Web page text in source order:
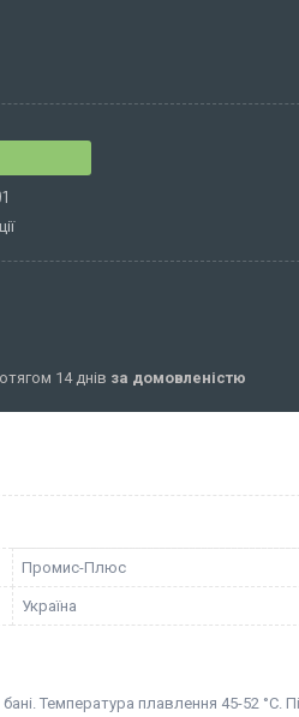
14 днів за домовленістю
Промис-Плюс
Україна
Температура плавлення 45-52 °С.